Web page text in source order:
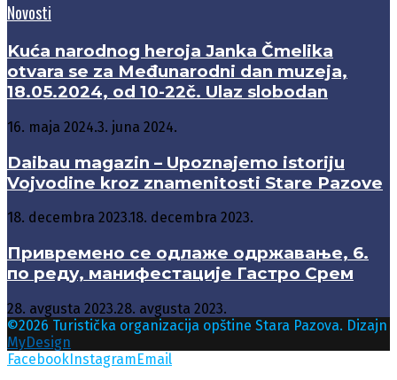
Novosti
Kuća narodnog heroja Janka Čmelika
otvara se za Međunarodni dan muzeja,
18.05.2024, od 10-22č. Ulaz slobodan
16. maja 2024.3. juna 2024.
Daibau magazin – Upoznajemo istoriju
Vojvodine kroz znamenitosti Stare Pazove
18. decembra 2023.18. decembra 2023.
Привремено се одлаже одржавање, 6.
по реду, манифестације Гастро Срем
28. avgusta 2023.28. avgusta 2023.
©2026 Turistička organizacija opštine Stara Pazova. Dizajn
MyDesign
FacebookInstagramEmail